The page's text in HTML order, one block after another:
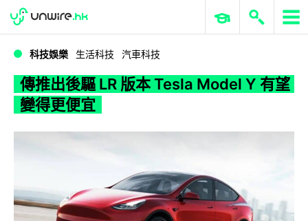
WWDC 2026 ERP 與商業 AI
科技娛樂 生活科技 汽車科技
傳推出後驅 LR 版本 Tesla Model Y 有望
變得更便宜